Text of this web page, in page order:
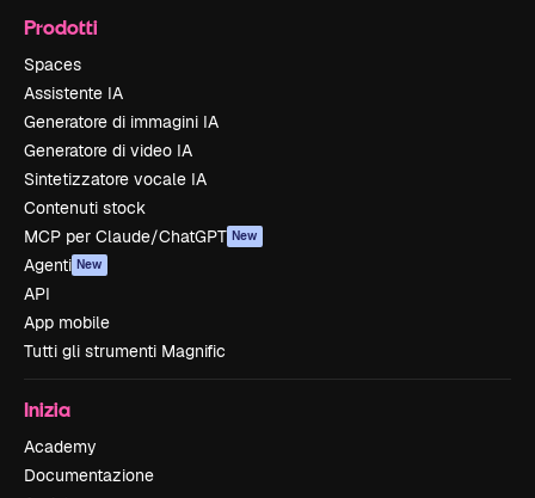
Prodotti
Spaces
Assistente IA
Generatore di immagini IA
Generatore di video IA
Sintetizzatore vocale IA
Contenuti stock
MCP per Claude/ChatGPT New
Agenti New
API
App mobile
Tutti gli strumenti Magnific
Inizia
Academy
Documentazione